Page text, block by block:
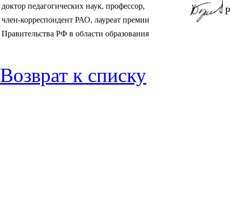
доктор педагогических наук, профессор,
член-корреспондент РАО, лауреат премии
Правительства РФ в области образования
Возврат к списку